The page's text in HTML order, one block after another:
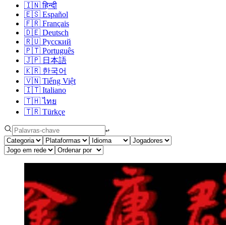
🇮🇳 हिन्दी
🇪🇸 Español
🇫🇷 Français
🇩🇪 Deutsch
🇷🇺 Русский
🇵🇹 Português
🇯🇵 日本語
🇰🇷 한국어
🇻🇳 Tiếng Việt
🇮🇹 Italiano
🇹🇭 ไทย
🇹🇷 Türkçe
↩︎